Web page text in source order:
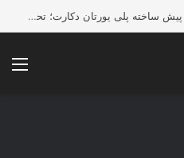
انواع قاب بندی دیوار با گچبری پیش ساخته پلی یورتان دکارت؛ تحولی لوکس، فوری و بدون تخریب در دکوراسیون داخلی